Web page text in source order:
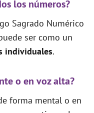
los números?
Sagrado Numérico
ser como un
individuales.
o en voz alta?
forma mental o en